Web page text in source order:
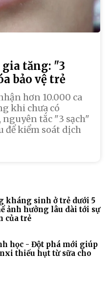
tăng: "3
bảo vệ trẻ
hơn 10.000 ca
khi chưa có
tắc "3 sạch"
để kiểm soát dịch
kháng sinh ở trẻ dưới 5
ảnh hưởng lâu dài tới sự
của trẻ
học - Đột phá mới giúp
thiếu hụt từ sữa cho